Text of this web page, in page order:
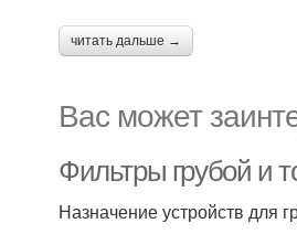
читать дальше →
Вас может
Фильтры грубой и
Назначение устройств для